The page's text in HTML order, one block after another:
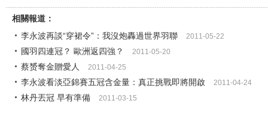
相關報道：
李永波再談“穿裙令”：我沒炮轟過世界羽聯
2011-05-22
國羽四連冠？ 歐洲返四強？ 2011-05-20
蔡赟奪金贈愛人 2011-04-25
李永波看淡亞錦賽五冠含金量：真正挑戰即將開啟 2011-04-24
林丹丟冠 早有準備 2011-03-15